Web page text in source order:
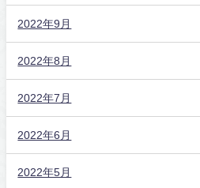
2022年9月
2022年8月
2022年7月
2022年6月
2022年5月